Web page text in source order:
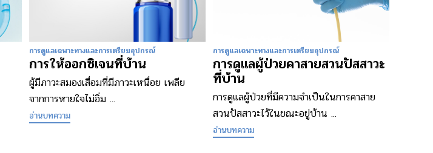
การดูแลเฉพาะทางและการเตรียมอุปกรณ์
การให้ออกซิเจนที่บ้าน
ผู้มีภาวะสมองเสื่อมที่มีภาวะเหนื่อย เพลีย
จากการหายใจไม่อิ่ม ...
อ่านบทความ
การดูแลเฉพาะทางและการเตรียมอุปกรณ์
การดูแลผู้ป่วยคาสายสวนปัสสาวะ
ที่บ้าน
การดูแลผู้ป่วยที่มีความจำเป็นในการคาสาย
สวนปัสสาวะไว้ในขณะอยู่บ้าน ...
อ่านบทความ